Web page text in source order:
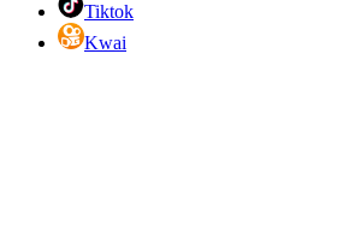
Tiktok
Kwai